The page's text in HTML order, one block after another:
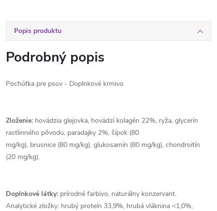
Popis produktu
Podrobný popis
Pochúťka pre psov - Doplnkové krmivo
Zloženie: hovädzia glejovka, hovädzí kolagén 22%, ryža, glycerín
rastlinného pôvodu, paradajky 2%, šípok (80
mg/kg), brusnice (80 mg/kg), glukosamín (80 mg/kg), chondroitín
(20 mg/kg).
Doplnkové látky: prírodné farbivo, naturálny konzervant.
Analytické zložky: hrubý proteín 33,9%, hrubá vláknina <1,0%,